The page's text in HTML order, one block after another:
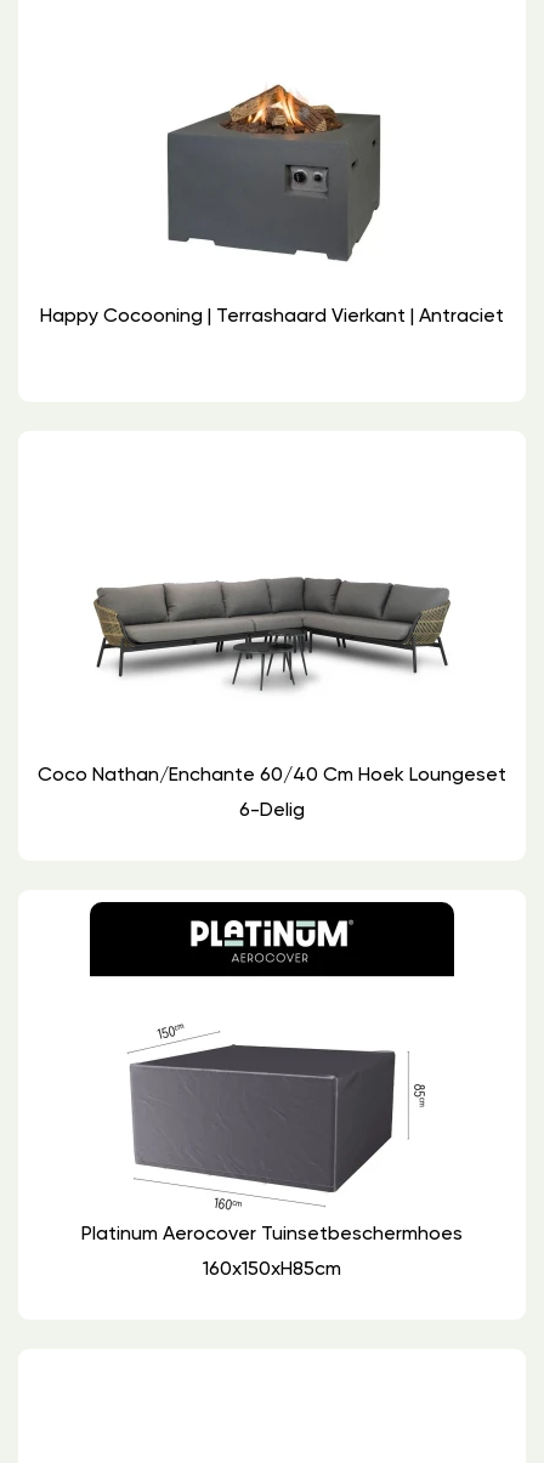
Happy Cocooning | Terrashaard Vierkant | Antraciet
Coco Nathan/Enchante 60/40 Cm Hoek Loungeset
6-Delig
Platinum Aerocover Tuinsetbeschermhoes
160x150xH85cm